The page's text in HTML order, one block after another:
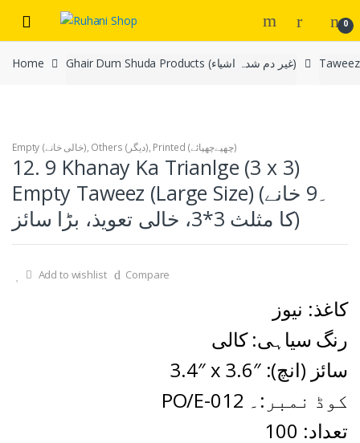
navigation
content
0
Home Ghair Dum Shuda Products (غیر دم شدہ اشیاء)
Empty (خالی خانے), Others (دیگر), Printed (چھپےچھپائے)
12. 9 Khanay Ka Trianlge (3 x 3)
Empty Taweez (Large Size) (۔9 خانے
کا مثلث 3*3، خالی تعویذ، بڑا سائز)
Add to wishlist Compare
کاغذ: نیوز
رنگ سیاہی: کالی
3.4″ x 3.6″ :سائز (انچ)
PO/E-012 کوڈ نمبر:۔
تعداد: 100